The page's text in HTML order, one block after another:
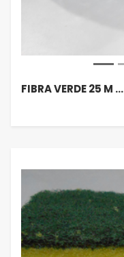
FIBRA VERDE 25 M …